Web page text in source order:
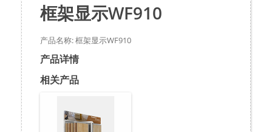
框架显示WF910
产品名称: 框架显示WF910
产品详情
相关产品